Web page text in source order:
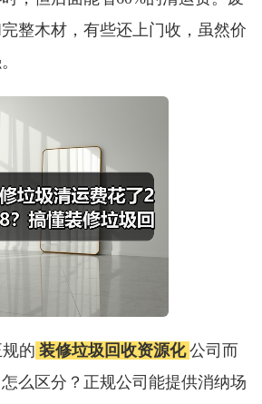
整木材，有些还上门收，虽然价
的 装修垃圾回收资源化 公司而
么区分？正规公司能提供消纳场